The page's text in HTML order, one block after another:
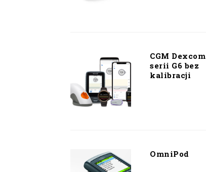
CGM Dexcom
serii G6 bez
kalibracji
OmniPod